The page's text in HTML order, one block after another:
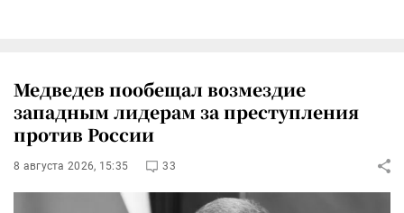
Медведев пообещал возмездие
западным лидерам за преступления
против России
8 августа 2026, 15:35 33